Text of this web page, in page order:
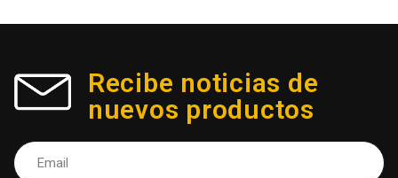
Recibe noticias de
nuevos productos